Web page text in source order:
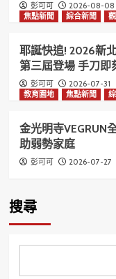
彭可可
2026-08-08
焦點新聞
綜合新聞
耶誕快追! 2026新
第三屆登場 手刀即
彭可可
2026-07-31
教育園地
焦點新聞
金光明寺
助弱勢家庭
彭可可 2026-07-27
搜尋